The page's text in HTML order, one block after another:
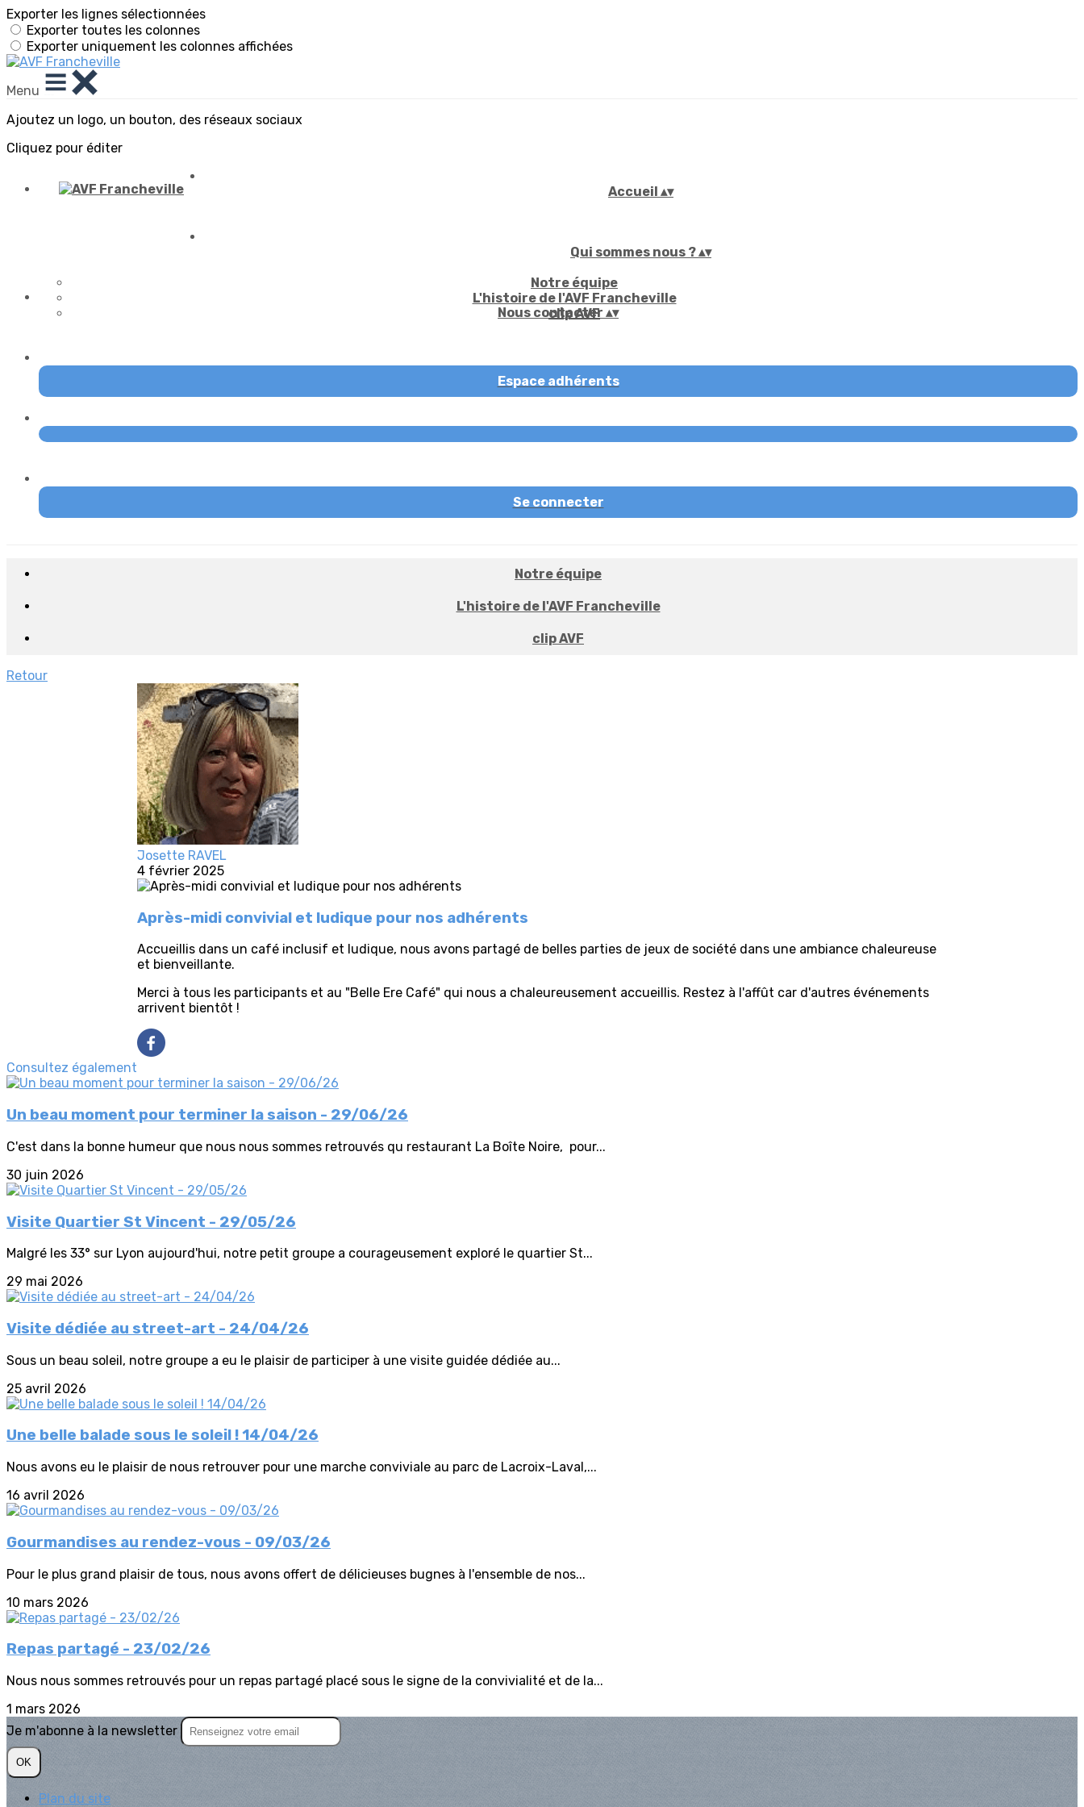
Exporter les lignes sélectionnées
Exporter toutes les colonnes
Exporter uniquement les colonnes affichées
Menu
Ajoutez un logo, un bouton, des réseaux sociaux
Cliquez pour éditer
Accueil ▴▾
Qui sommes nous ?▴▾
Notre équipe
L'histoire de l'AVF Francheville
clip AVF
Nous contacter ▴▾
Espace adhérents
Se connecter
Notre équipe
L'histoire de l'AVF Francheville
clip AVF
Retour
Josette RAVEL
4 février 2025
Après-midi convivial et ludique pour nos adhérents
Accueillis dans un café inclusif et ludique, nous avons partagé de belles parties de jeux de société dans une ambiance chaleureuse
et bienveillante.
Merci à tous les participants et au "Belle Ere Café" qui nous a chaleureusement accueillis. Restez à l'affût car d'autres événements
arrivent bientôt !
Consultez également
Un beau moment pour terminer la saison - 29/06/26
C'est dans la bonne humeur que nous nous sommes retrouvés qu restaurant La Boîte Noire, pour...
30 juin 2026
Visite Quartier St Vincent - 29/05/26
Malgré les 33° sur Lyon aujourd'hui, notre petit groupe a courageusement exploré le quartier St...
29 mai 2026
Visite dédiée au street-art - 24/04/26
Sous un beau soleil, notre groupe a eu le plaisir de participer à une visite guidée dédiée au...
25 avril 2026
Une belle balade sous le soleil ! 14/04/26
Nous avons eu le plaisir de nous retrouver pour une marche conviviale au parc de Lacroix-Laval,...
16 avril 2026
Gourmandises au rendez-vous - 09/03/26
Pour le plus grand plaisir de tous, nous avons offert de délicieuses bugnes à l'ensemble de nos...
10 mars 2026
Repas partagé - 23/02/26
Nous nous sommes retrouvés pour un repas partagé placé sous le signe de la convivialité et de la...
1 mars 2026
Je m'abonne à la newsletter
OK
Plan du site